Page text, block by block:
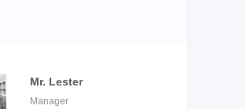
Mr. Lester
Manager